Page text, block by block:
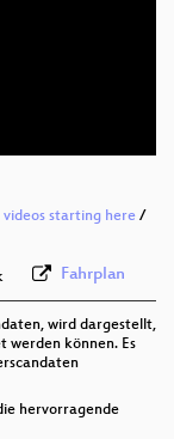
videos starting here/
Fahrplan
wird dargestellt,
werden können. Es
hervorragende